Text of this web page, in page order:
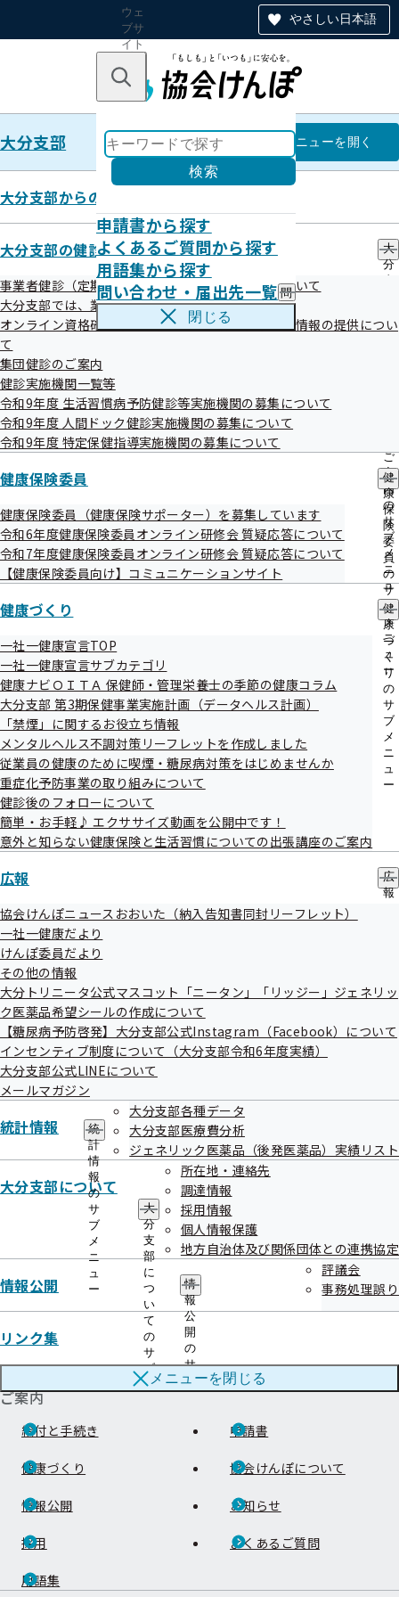
やさしい日本語
ウェ
ブサ
イト
のナ
ン
キーワードで探す
検索
申請書から探す
よくあるご質問から探す
用語集から探す
問い合わせ・届出先一覧 問
い
出
先
覧
メ
ニ
ュ
ー
閉じる
大分支部 大分支部
メニューを開く
大分支部からのお知らせ
大分支部の健診・保健指導のご案内
大
分
健
ご
案
内
の
サ
ブ
メ
ニ
ュ
ー
事業者健診（定期健康診断）データの提供方法について
大分支部では、業務の一部を外部委託しています
オンライン資格確認等システムによる特定健康診査情報の提供につい
て
集団健診のご案内
健診実施機関一覧等
令和9年度 生活習慣病予防健診等実施機関の募集について
令和9年度 人間ドック健診実施機関の募集について
令和9年度 特定保健指導実施機関の募集について
健康保険委員
健
康
保
険
委
員
の
サ
ブ
メ
ニ
ュ
ー
健康保険委員（健康保険サポーター）を募集しています
令和6年度健康保険委員オンライン研修会 質疑応答について
令和7年度健康保険委員オンライン研修会 質疑応答について
【健康保険委員向け】コミュニケーションサイト
健康づくり
健
康
づ
く
り
の
サ
ブ
メ
ニ
ュ
ー
一社一健康宣言TOP
一社一健康宣言サブカテゴリ
健康ナビＯＩＴＡ 保健師・管理栄養士の季節の健康コラム
大分支部 第3期保健事業実施計画（データヘルス計画）
「禁煙」に関するお役立ち情報
メンタルヘルス不調対策リーフレットを作成しました
従業員の健康のために喫煙・糖尿病対策をはじめませんか
重症化予防事業の取り組みについて
健診後のフォローについて
簡単・お手軽♪ エクササイズ動画を公開中です！
意外と知らない健康保険と生活習慣についての出張講座のご案内
広報
広
報
ュ
協会けんぽニュースおおいた（納入告知書同封リーフレット）
一社一健康だより
けんぽ委員だより
その他の情報
大分トリニータ公式マスコット「ニータン」「リッジー」ジェネリッ
ク医薬品希望シールの作成について
【糖尿病予防啓発】大分支部公式Instagram（Facebook）について
インセンティブ制度について（大分支部令和6年度実績）
大分支部公式LINEについて
メールマガジン
統計情報
統
計
情
報
の
サ
ブ
メ
ニ
ュ
ー
大分支部各種データ
大分支部医療費分析
ジェネリック医薬品（後発医薬品）実績リスト
大分支部について
大
分
支
部
に
つ
い
て
の
サ
ブ
メ
所在地・連絡先
調達情報
採用情報
個人情報保護
地方自治体及び関係団体との連携協定
情報公開
情
報
公
開
の
サ
ブ
メ
ュ
評議会
事務処理誤り
リンク集
メニューを閉じる
大分県内の申請用紙設置場所
令和08年08月05日
令和8年1月に「電子申請サービス」を開始し、「郵送するこ
との」手間/時間/費用をかけずに、オンラインで健康保険の
各種申請手続きを完了できるようになりました。
そのような状況から、令和8年7月をもって、
会議所等30か所の各種申請書の設置を廃止いたしました。
引き続き、健康保険の各種申請書をお求めの際は、協会けん
ぽ「ホームページからのダウンロード」または「電話でのご
用命」をご利用ください。
所在地・連絡先
協会けんぽ大分支部の所在地・連絡先
窓口のご案内
協会けんぽ大分支部へのアクセス方法
大分県内の申請用紙設置場所
協会けんぽTOP
大分県内の申請用紙設置場所
連絡先・アクセス
本部所在地
ご案内
給付と手続き 申請書
健康づくり 協会けんぽについて
情報公開 お知らせ
採用 よくあるご質問
用語集